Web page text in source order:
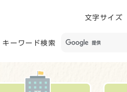
文字サイズ
キーワード検索